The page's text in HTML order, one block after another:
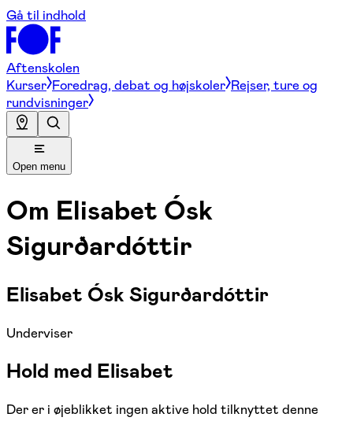
Gå til indhold
Aftenskolen
Kurser Foredrag, debat og højskoler Rejser, ture og
rundvisninger
Open menu
Om Elisabet Ósk
Sigurðardóttir
Elisabet Ósk Sigurðardóttir
Underviser
Hold med Elisabet
Der er i øjeblikket ingen aktive hold tilknyttet denne